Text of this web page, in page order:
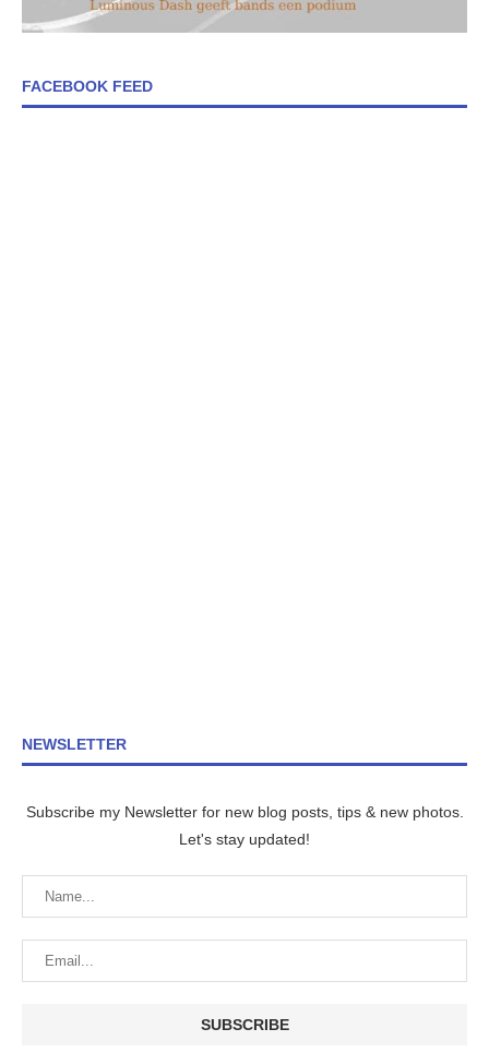
FACEBOOK FEED
NEWSLETTER
Subscribe my Newsletter for new blog posts, tips & new photos.
Let's stay updated!